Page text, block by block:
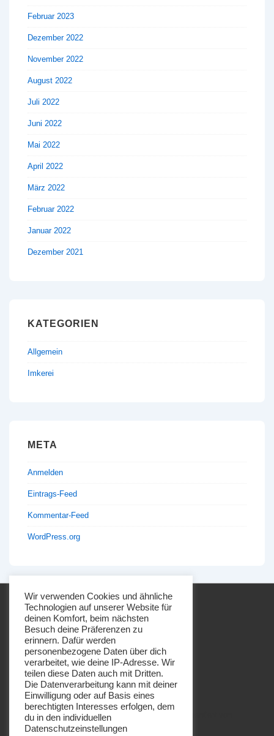
Februar 2023
Dezember 2022
November 2022
August 2022
Juli 2022
Juni 2022
Mai 2022
April 2022
März 2022
Februar 2022
Januar 2022
Dezember 2021
KATEGORIEN
Allgemein
Imkerei
META
Anmelden
Eintrags-Feed
Kommentar-Feed
WordPress.org
Footer-
Menü
Impressum Datenschutz
Copyright © 2026 Imkerei Honigbrötchen
Responsive-Theme
Wir verwenden Cookies und ähnliche
Technologien auf unserer Website für
deinen Komfort, beim nächsten
Besuch deine Präferenzen zu
erinnern. Dafür werden
personenbezogene Daten über dich
verarbeitet, wie deine IP-Adresse. Wir
teilen diese Daten auch mit Dritten.
Die Datenverarbeitung kann mit deiner
Einwilligung oder auf Basis eines
berechtigten Interesses erfolgen, dem
du in den individuellen
Datenschutzeinstellungen